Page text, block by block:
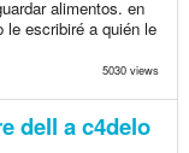
alimentos. en
le escribiré a quién le
5030 views
dell a c4delo